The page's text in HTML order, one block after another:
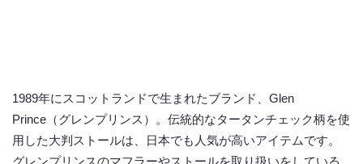
1989年にスコットランドで生まれたブランド、Glen
Prince（グレンプリンス）。伝統的なタータンチェック柄を使
用した大判ストールは、日本でも人気が高いアイテムです。
グレンプリンスのマフラーやストールを取り扱いをしている